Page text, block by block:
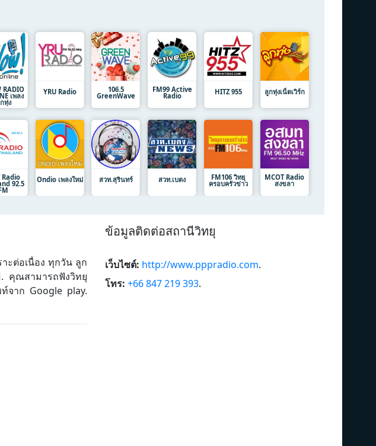
RADIO
เพลง
ทุ่ง
YRU Radio 106.5
GreenWave
FM99 Active
Radio HITZ 955 ลูกทุ่งเน็ตเวิร์ก
Radio
92.5 Ondio เพลงใหม่ สวท.สุรินทร์ สวท.เบตง FM106 วิทยุ
ครอบครัวข่าว
MCOT Radio
สงขลา
ะต่อเนื่อง ทุกวัน ลูก
คุณสามารถฟังวิทยุ
ท์จาก Google play.
ข้อมูลติดต่อสถานีวิทยุ
เว็บไซต์: http://www.pppradio.com.
โทร: +66 847 219 393.